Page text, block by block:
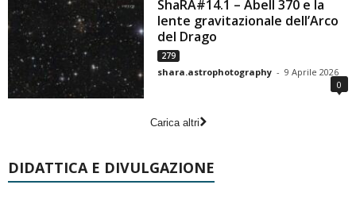
ShaRA#14.1 – Abell 370 e la
lente gravitazionale dell’Arco
del Drago
279
shara.astrophotography - 9 Aprile 2026
0
Carica altri
DIDATTICA E DIVULGAZIONE